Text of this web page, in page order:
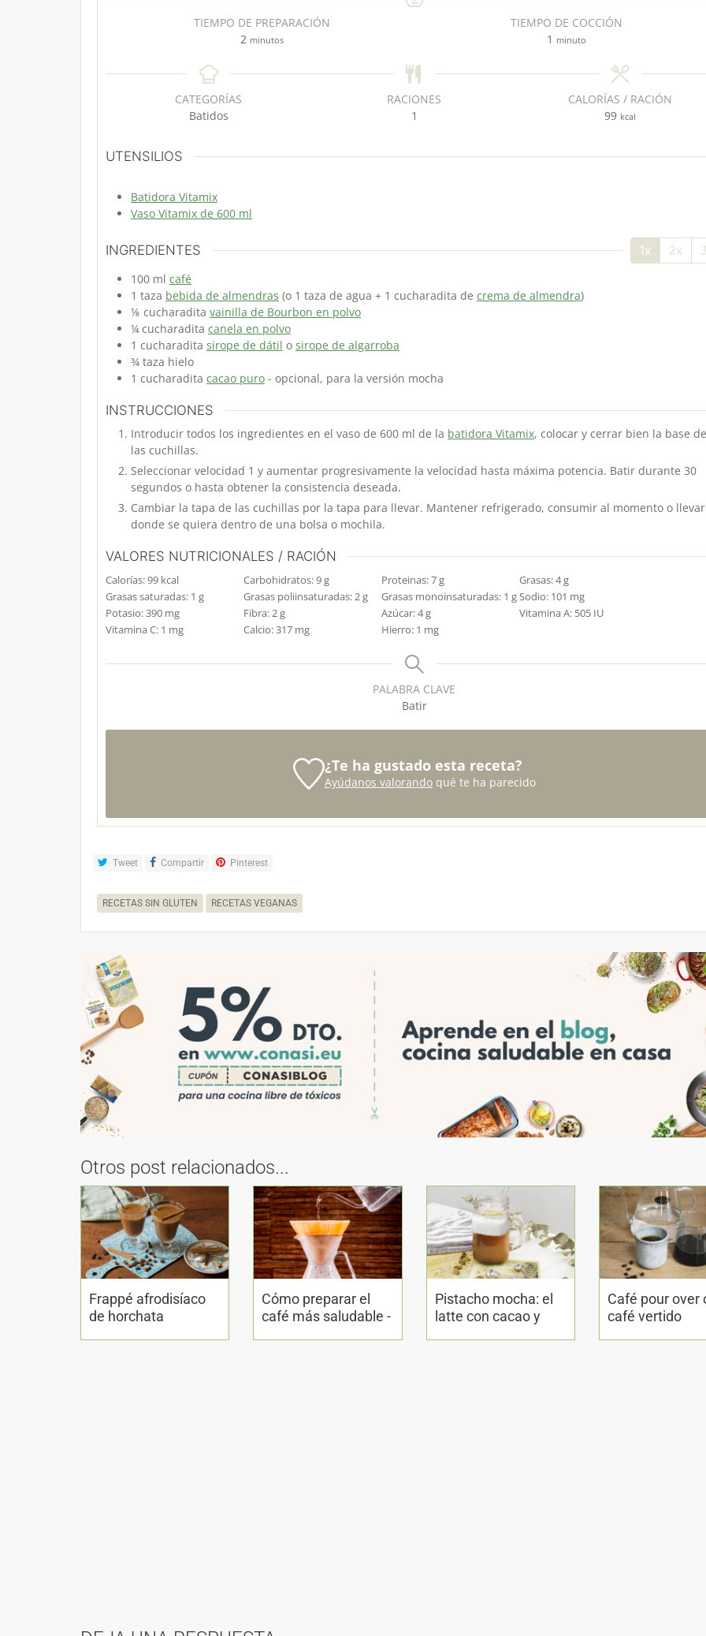
TIEMPO DE PREPARACIÓN
2m
n
minutos
TIEMPO DE COCCIÓN
1 m
n
minuto
CATEGORÍAS
Batidos
RACIONES
1
CALORÍAS / RACIÓN
99 kcal
UTENSILIOS
Batidora Vitamix
Vaso Vitamix de 600 ml
INGREDIENTES 1x 2x
100 ml café
1 taza bebida de almendras (o 1 taza de agua + 1 cucharadita de crema de almendra)
⅛ cucharadita vainilla de Bourbon en polvo
¼ cucharadita canela en polvo
1 cucharadita sirope de dátil o sirope de algarroba
¾ taza hielo
1 cucharadita cacao puro - opcional, para la versión mocha
INSTRUCCIONES
Introducir todos los ingredientes en el vaso de 600 ml de la batidora Vitamix, colocar y cerrar bien la base de
las cuchillas.
Seleccionar velocidad 1 y aumentar progresivamente la velocidad hasta máxima potencia. Batir durante 30
segundos o hasta obtener la consistencia deseada.
Cambiar la tapa de las cuchillas por la tapa para llevar. Mantener refrigerado, consumir al momento o llevar
donde se quiera dentro de una bolsa o mochila.
VALORES NUTRICIONALES / RACIÓN
Calorías:99 kcal Carbohidratos:9g Proteinas:7g Grasas:4g
Grasas saturadas: 1 g Grasas poliinsaturadas:2g Grasas monoinsaturadas: 1 gSodio: 101 mg
Potasio:390 mg Fibra:2g Azúcar:4g Vitamina A: 505 IU
Vitamina C: 1 mg Calcio:317 mg Hierro: 1 mg
PALABRA CLAVE
Batir
¿Te ha gustado esta receta?
Ayúdanos valorandoqué te ha parecido
Tweet Compartir Pinterest
RECETAS SIN GLUTEN RECETAS VEGANAS
Otros post relacionados...
Frappé afrodisíaco
de horchata
Cómo preparar el
café más saludable -
Pistacho mocha: el
latte con cacao y
Café pour over
café vertido